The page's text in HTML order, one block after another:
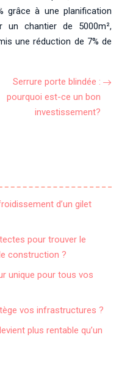
grâce à une planification
un chantier de 5000m²,
une réduction de 7% de
Serrure porte blindée :
pourquoi est-ce un bon
investissement?
d’un gilet
pour trouver le
construction ?
unique pour tous vos
vos infrastructures ?
plus rentable qu’un